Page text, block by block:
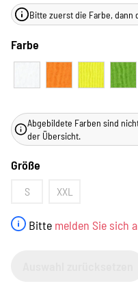
Bitte melden Sie sich
Bitte zuerst die Farbe, dann
Farbe
Abgebildete Farben sind
der Übersicht.
Größe
S XXL